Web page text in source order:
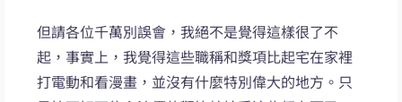
但請各位千萬別誤會，我絕不是覺得這樣很了不
起，事實上，我覺得這些職稱和獎項比起宅在家裡
打電動和看漫畫，並沒有什麼特別偉大的地方。只